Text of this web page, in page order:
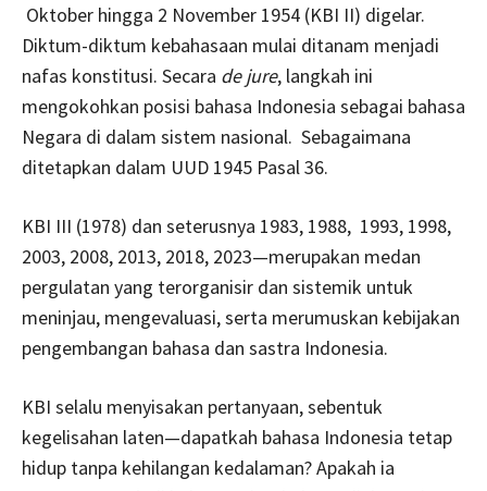
Oktober hingga 2 November 1954 (KBI II) digelar.
Diktum-diktum kebahasaan mulai ditanam menjadi
nafas konstitusi. Secara de jure, langkah ini
mengokohkan posisi bahasa Indonesia sebagai bahasa
Negara di dalam sistem nasional. Sebagaimana
ditetapkan dalam UUD 1945 Pasal 36.
KBI III (1978) dan seterusnya 1983, 1988, 1993, 1998,
2003, 2008, 2013, 2018, 2023—merupakan medan
pergulatan yang terorganisir dan sistemik untuk
meninjau, mengevaluasi, serta merumuskan kebijakan
pengembangan bahasa dan sastra Indonesia.
KBI selalu menyisakan pertanyaan, sebentuk
kegelisahan laten—dapatkah bahasa Indonesia tetap
hidup tanpa kehilangan kedalaman? Apakah ia